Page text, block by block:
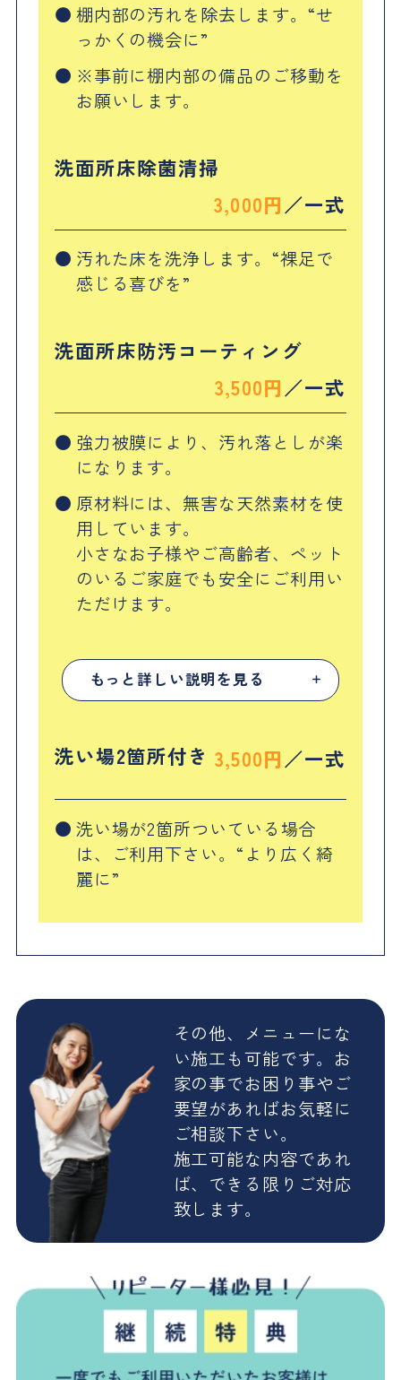
棚内部の汚れを除去します。“せ
っかくの機会に”
※事前に棚内部の備品のご移動を
お願いします。
洗面所床除菌清掃
3,000円
一式
汚れた床を洗浄します。“裸足で
感じる喜びを”
洗面所床防汚コーティング
3,500円
一式
強力被膜により、汚れ落としが楽
になります。
原材料には、無害な天然素材を使
用しています。
小さなお子様やご高齢者、ペット
のいるご家庭でも安全にご利用い
ただけます。
もっと詳しい説明を見る
洗い場2箇所付き 3,500円 一式
洗い場が2箇所ついている場合
は、ご利用下さい。“より広く綺
麗に”
その他、メニューにな
い施工も可能です。お
家の事でお困り事やご
要望があればお気軽に
ご相談下さい。
施工可能な内容であれ
ば、できる限りご対応
致します。